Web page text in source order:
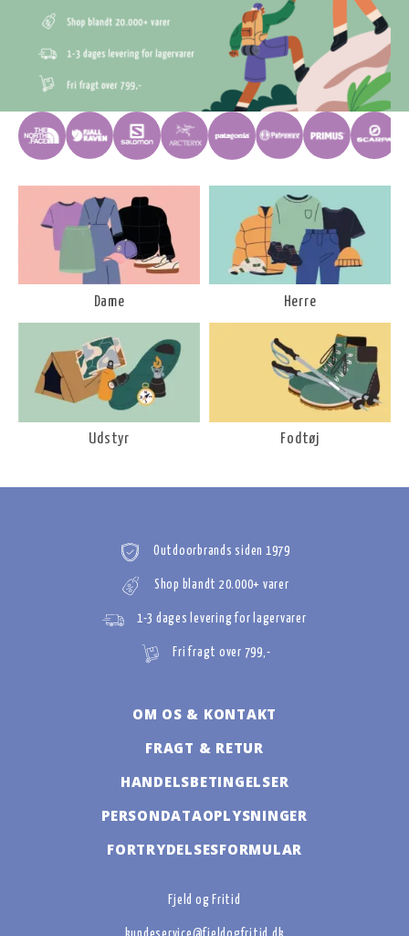
Dame Herre
Udstyr Fodtøj
Outdoorbrands siden 1979
Shop blandt 20.000+ varer
1-3 dages levering for lagervarer
Fri fragt over 799,-
OM OS & KONTAKT
FRAGT & RETUR
HANDELSBETINGELSER
PERSONDATAOPLYSNINGER
FORTRYDELSESFORMULAR
Fjeld og Fritid